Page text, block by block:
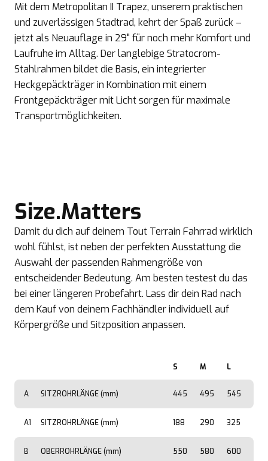
Mit dem Metropolitan II Trapez, unserem praktischen
und zuverlässigen Stadtrad, kehrt der Spaß zurück –
jetzt als Neuauflage in 29" für noch mehr Komfort und
Laufruhe im Alltag. Der langlebige Stratocrom-
Stahlrahmen bildet die Basis, ein integrierter
Heckgepäckträger in Kombination mit einem
Frontgepäckträger mit Licht sorgen für maximale
Transportmöglichkeiten.
Size.Matters
Damit du dich auf deinem Tout Terrain Fahrrad wirklich
wohl fühlst, ist neben der perfekten Ausstattung die
Auswahl der passenden Rahmengröße von
entscheidender Bedeutung. Am besten testest du das
bei einer längeren Probefahrt. Lass dir dein Rad nach
dem Kauf von deinem Fachhändler individuell auf
Körpergröße und Sitzposition anpassen.
S M L
A SITZROHRLÄNGE (mm) 445 495 545
A1 SITZROHRLÄNGE (mm) 188 290 325
B OBERROHRLÄNGE (mm) 550 580 600